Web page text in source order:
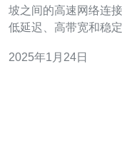
坡之间的高速网络连
低延迟、高带宽和稳
势：新加坡位于东南
2025年1月24日